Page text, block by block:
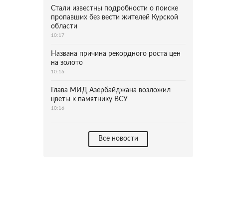
Стали известны подробности о поиске
пропавших без вести жителей Курской
области
10:17
Названа причина рекордного роста цен
на золото
10:16
Глава МИД Азербайджана возложил
цветы к памятнику ВСУ
10:16
Все новости